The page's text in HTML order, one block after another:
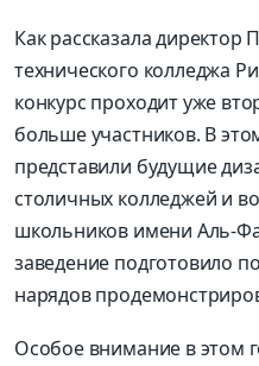
Как рассказала
технического колледжа
конкурс проходит уже
больше участников. В
представили будущие
столичных колледжей и
школьников имени Аль-
заведение подготовило
нарядов
Особое внимание в этом